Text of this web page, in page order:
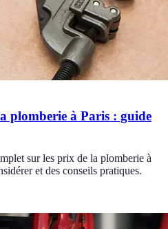
plomberie à Paris : guide
sur les prix de la plomberie à
et des conseils pratiques.